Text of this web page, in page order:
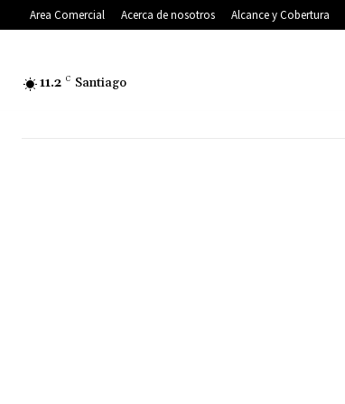
Area Comercial Acerca de nosotros Alcance y Cobertura
11.2 C Santiago